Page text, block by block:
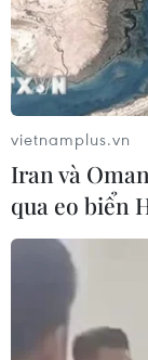
ở Thanh Hóa:
nạn nhân cấp
20/07/2026 04:17
Israel mở
xung đột, hỗ
19/07/2026 07:17
Phía Nam
hợp ngăn
vietnamplus.vn
Iran và
qua eo biển